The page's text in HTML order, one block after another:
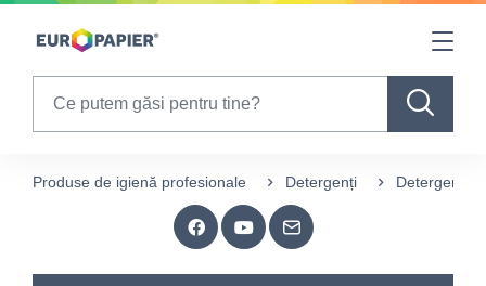
Table Of Content
Produse de igienă profesionale Detergenți Detergenți